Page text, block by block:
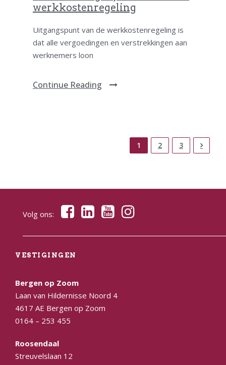
werkkostenregeling
Uitgangspunt van de werkkostenregeling is
dat alle vergoedingen en verstrekkingen aan
werknemers loon
Continue Reading
1 2 3
Volg ons:
VESTIGINGEN
Bergen op Zoom
Laan van Hildernisse Noord 4
4617 AE Bergen op Zoom
0164 – 253 455
Roosendaal
Streuvelslaan 12